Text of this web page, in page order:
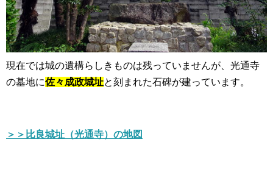
現在では城の遺構らしきものは残っていませんが、光通寺
の墓地に佐々成政城址と刻まれた石碑が建っています。
＞＞比良城址（光通寺）の地図